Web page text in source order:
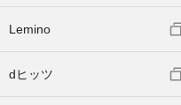
Lemino
dヒッツ